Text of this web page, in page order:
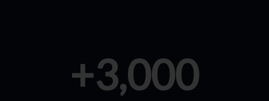
+3,000